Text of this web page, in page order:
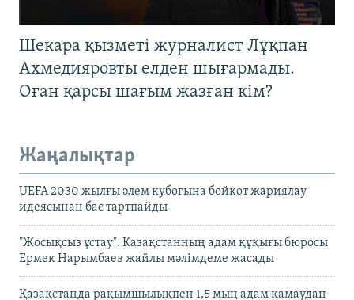
Шекара қызметі журналист Лұқпан
Ахмедияровты елден шығармады.
Оған қарсы шағым жазған кім?
Жаңалықтар
UEFA 2030 жылғы әлем кубогына бойкот жариялау
идеясынан бас тартпайды
"Жосықсыз ұстау". Қазақстанның адам құқығы бюросы
Ермек Нарымбаев жайлы мәлімдеме жасады
Қазақстанда рақымшылықпен 1,5 мың адам қамаудан